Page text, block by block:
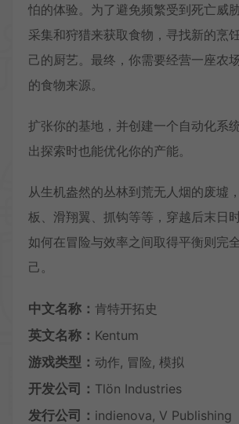
怕的体验。为了避免频繁受到死亡威
采集和狩猎来获取食物，寻找新的烹
己的厨艺。最终，你需要经营一座农
的食物来源。
扩张你的基地，并创建一个自动化系
出探索时也能优化你的产能。
从生机盎然的丛林到荒无人烟的废墟
板、滑翔翼、抓钩等等，穿越后末日
如何在冒险与效率之间取得平衡则完
己。
中文名称： 肯特开拓史
英文名称： Kentum
游戏类型： 动作, 冒险, 模拟
开发公司： Tlön Industries
发行公司： indienova, V Publishing